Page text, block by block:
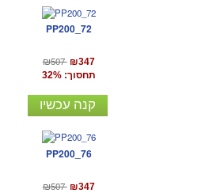
PP200_72
₪507 ₪347
תחסוך: 32%
קנה עכשיו
PP200_76
₪507 ₪347